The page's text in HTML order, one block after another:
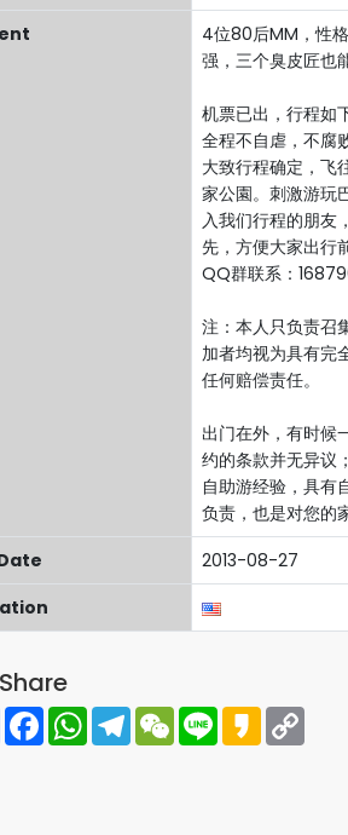
4位80后MM，性
强，三个臭皮匠也
机票已出，行程如
全程不自虐，不腐
大致行程确定，飞
家公園。刺激游玩
入我们行程的朋友
先，方便大家出行
QQ群联系：
注：本人只负责召
加者均视为具有完
任何赔偿责任。
出门在外，有时候
约的条款并无异议
自助游经验，具有
负责，也是对您的
2013-08-27
Share
Share FacebookWhatsAppTelegramWeChat
Line Kakao